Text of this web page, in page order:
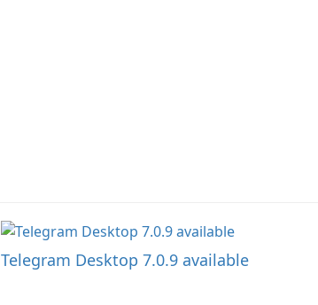
Telegram Desktop 7.0.9 available